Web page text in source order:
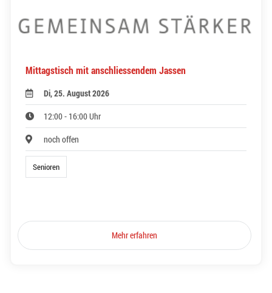
Mittagstisch mit anschliessendem Jassen
Di, 25. August 2026
12:00 - 16:00 Uhr
noch offen
Senioren
Mehr erfahren